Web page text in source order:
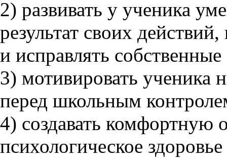
2) развивать у ученика
результат своих
и исправлять
3) мотивировать ученика
перед школьным
4) создавать комфортную
психологическое